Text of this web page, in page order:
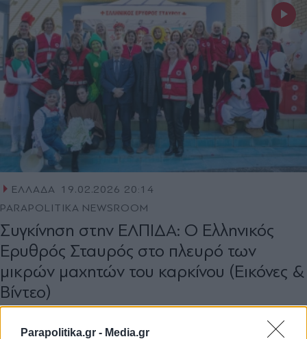
Parapolitika.gr - Media.gr
ΕΛΛΑΔΑ 19.02.2026 20:14
PARAPOLITIKA NEWSROOM
Συγκίνηση στην ΕΛΠΙΔΑ: Ο Ελληνικός
Ερυθρός Σταυρός στο πλευρό των
μικρών μαχητών του καρκίνου (Εικόνες &
Bίντεο)